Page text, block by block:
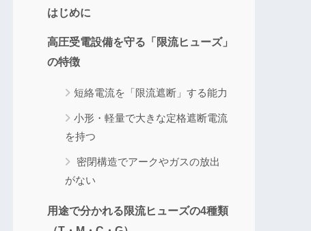
はじめに
高圧受電設備を守る「限流ヒューズ」
の特徴
短絡電流を「限流遮断」する能力
小形・軽量で大きな定格遮断電流
を持つ
密閉構造でアークやガスの放出
がない
用途で分かれる限流ヒューズの4種類